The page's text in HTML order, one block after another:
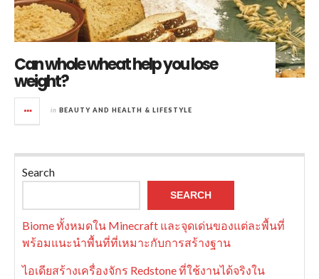
Can whole wheat help you lose
weight?
in BEAUTY AND HEALTH & LIFESTYLE
Search
SEARCH
Biome ทั้งหมดใน Minecraft และจุดเด่นของแต่ละพื้นที่
พร้อมแนะนำพื้นที่ที่เหมาะกับการสร้างฐาน
ไอเดียสร้างเครื่องจักร Redstone ที่ใช้งานได้จริงใน